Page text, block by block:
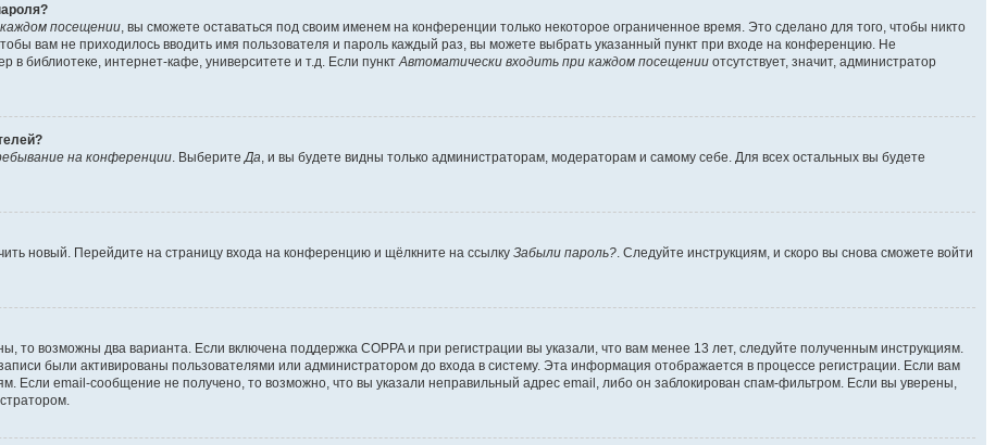
посещении , вы сможете оставаться под своим именем на конференции только некоторое ограниченное время. Это сделано для того, чтобы никто
вам не приходилось вводить имя пользователя и пароль каждый раз, вы можете выбрать указанный пункт при входе на конференцию. Не
библиотеке, интернет-кафе, университете и т.д. Если пункт Автоматически входить при каждом посещении отсутствует, значит, администратор
на конференции . Выберите Да , и вы будете видны только администраторам, модераторам и самому себе. Для всех остальных вы будете
новый. Перейдите на страницу входа на конференцию и щёлкните на ссылку Забыли пароль? . Следуйте инструкциям, и скоро вы снова сможете войти
то возможны два варианта. Если включена поддержка COPPA и при регистрации вы указали, что вам менее 13 лет, следуйте полученным инструкциям.
были активированы пользователями или администратором до входа в систему. Эта информация отображается в процессе регистрации. Если вам
Если email-сообщение не получено, то возможно, что вы указали неправильный адрес email, либо он заблокирован спам-фильтром. Если вы уверены,